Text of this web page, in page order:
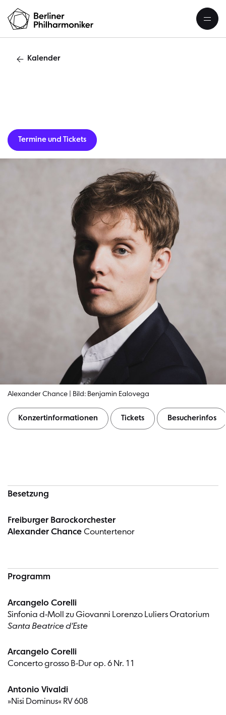
Kalender
Termine und Tickets
Alexander Chance | Bild: Benjamin Ealovega
Konzertinformationen Tickets Besucherinfos
Besetzung
Freiburger Barockorchester
Alexander Chance Countertenor
Programm
Arcangelo Corelli
Sinfonia d-Moll zu Giovanni Lorenzo Luliers Oratorium
Santa Beatrice d’Este
Arcangelo Corelli
Concerto grosso B-Dur op. 6 Nr. 11
Antonio Vivaldi
»Nisi Dominus« RV 608